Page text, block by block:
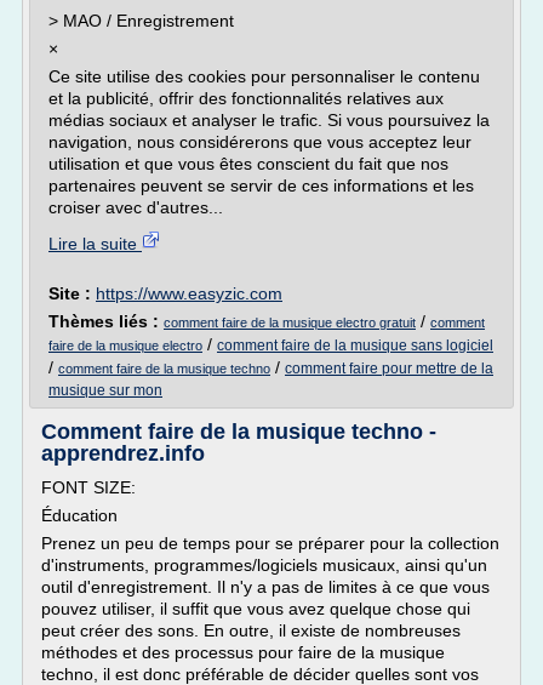
> MAO / Enregistrement
×
Ce site utilise des cookies pour personnaliser le contenu
et la publicité, offrir des fonctionnalités relatives aux
médias sociaux et analyser le trafic. Si vous poursuivez la
navigation, nous considérerons que vous acceptez leur
utilisation et que vous êtes conscient du fait que nos
partenaires peuvent se servir de ces informations et les
croiser avec d'autres...
Lire la suite
Site : https://www.easyzic.com
Thèmes liés : comment faire de la musique electro gratuit / comment
faire de la musique electro / comment faire de la musique sans logiciel
/ comment faire de la musique techno / comment faire pour mettre de la
musique sur mon
Comment faire de la musique techno -
apprendrez.info
FONT SIZE:
Éducation
Prenez un peu de temps pour se préparer pour la collection
d'instruments, programmes/logiciels musicaux, ainsi qu'un
outil d'enregistrement. Il n'y a pas de limites à ce que vous
pouvez utiliser, il suffit que vous avez quelque chose qui
peut créer des sons. En outre, il existe de nombreuses
méthodes et des processus pour faire de la musique
techno, il est donc préférable de décider quelles sont vos